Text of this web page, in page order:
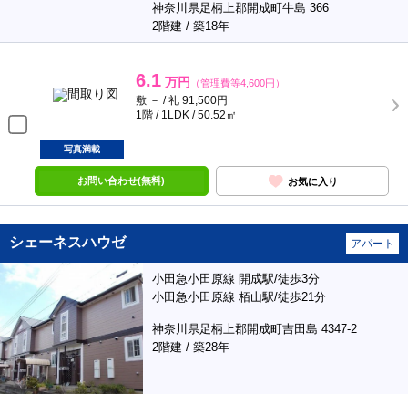
神奈川県足柄上郡開成町牛島 366
2階建 / 築18年
6.1 万円 （管理費等4,600円）
敷 － / 礼 91,500円
1階 / 1LDK / 50.52㎡
写真満載
お問い合わせ(無料) お気に入り
シェーネスハウゼ アパート
小田急小田原線 開成駅/徒歩3分
小田急小田原線 栢山駅/徒歩21分
神奈川県足柄上郡開成町吉田島 4347-2
2階建 / 築28年